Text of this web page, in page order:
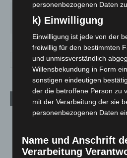
26° 24°
Aktuelle Beiträge
Kunst trifft Weingenuss: Barbara-
personenbezogenen Daten
k) Einwilligung
Einwilligung ist jede von der
freiwillig für den bestimmten
und unmissverständlich
Willensbekundung in Form
sonstigen eindeutigen
der die betroffene Person zu
mit der Verarbeitung der sie
personenbezogenen Daten
Name und Anschrift
Verarbeitung